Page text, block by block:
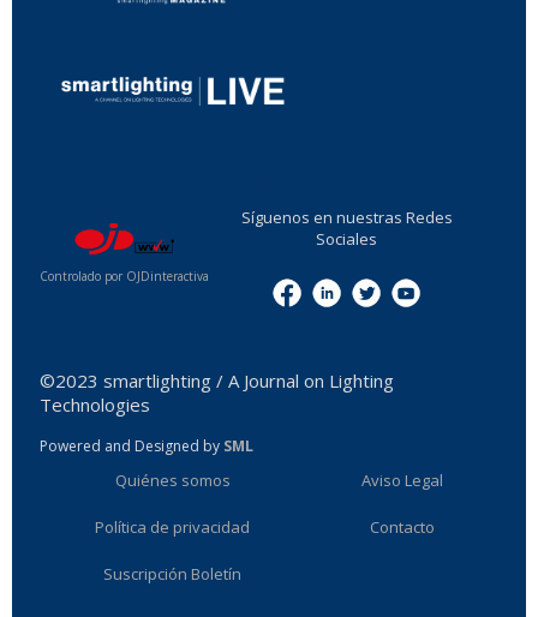
Controlado por OJDinteractiva
Síguenos en nuestras Redes
Sociales
©2023 smartlighting / A Journal on Lighting
Technologies
Powered and Designed by SML
Quiénes somos Aviso Legal
Política de privacidad Contacto
Suscripción Boletín